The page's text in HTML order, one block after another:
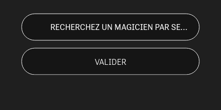
RECHERCHEZ UN MAGICIEN PAR SECTEUR. EX : NICE, PARIS, LYON ...
VALIDER